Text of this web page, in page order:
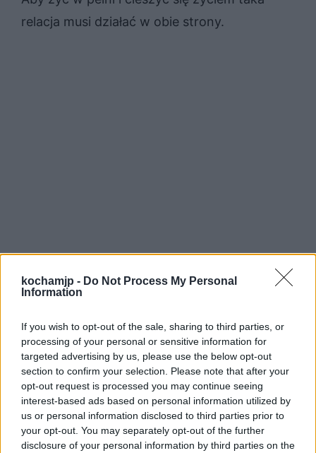
kochamjp - Do Not Process My Personal
Information
If you wish to opt-out of the sale, sharing to third parties, or
processing of your personal or sensitive information for
targeted advertising by us, please use the below opt-out
section to confirm your selection. Please note that after your
opt-out request is processed you may continue seeing
interest-based ads based on personal information utilized by
us or personal information disclosed to third parties prior to
your opt-out. You may separately opt-out of the further
disclosure of your personal information by third parties on the
relacja musi działać w obie strony.
Wzajemne wsparcie i zrozumienie
Kolejna zwrotka podkreśla fakt, że za bardzo
skupiamy się na problemach, polityce,